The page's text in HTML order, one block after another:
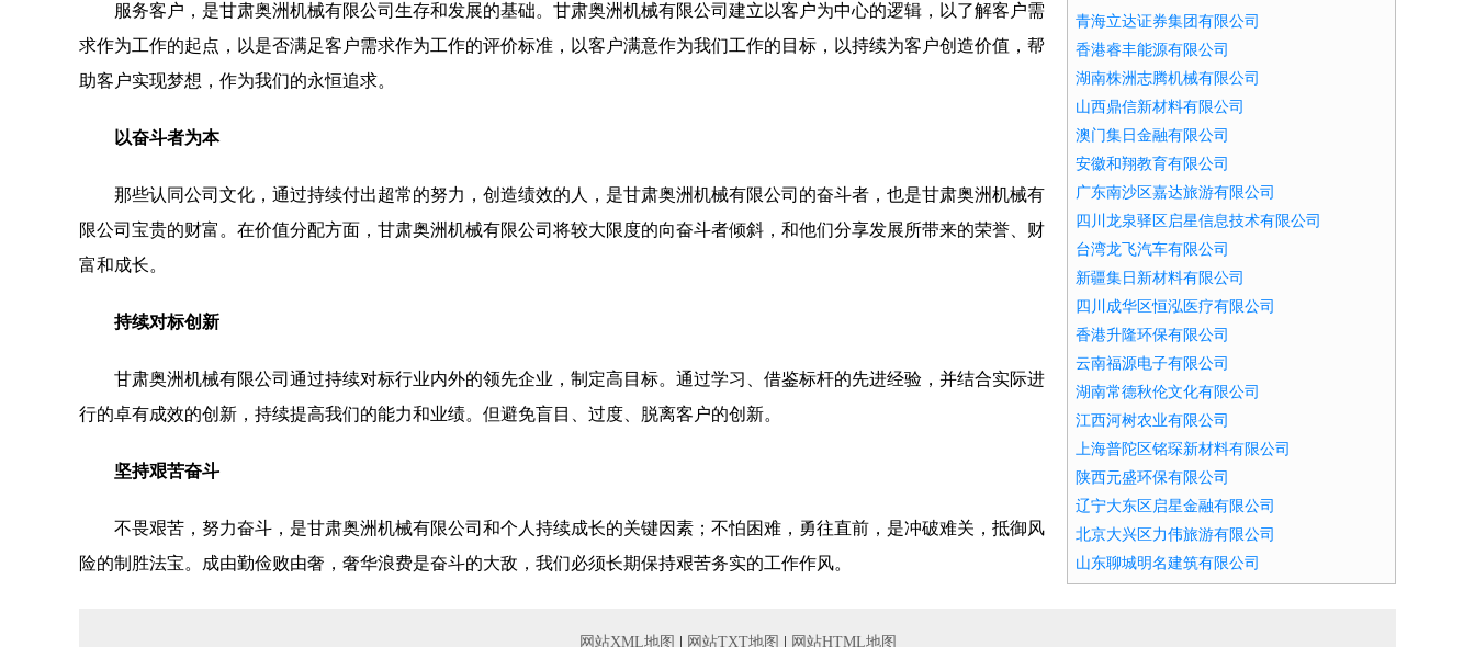
服务客户，是甘肃奥洲机械有限公司生存和发展的基础。甘肃奥洲机械有限公司建立以客户为中心的逻辑，以了解客户需
求作为工作的起点，以是否满足客户需求作为工作的评价标准，以客户满意作为我们工作的目标，以持续为客户创造价值，帮
助客户实现梦想，作为我们的永恒追求。
以奋斗者为本
那些认同公司文化，通过持续付出超常的努力，创造绩效的人，是甘肃奥洲机械有限公司的奋斗者，也是甘肃奥洲机械有
限公司宝贵的财富。在价值分配方面，甘肃奥洲机械有限公司将较大限度的向奋斗者倾斜，和他们分享发展所带来的荣誉、财
富和成长。
持续对标创新
甘肃奥洲机械有限公司通过持续对标行业内外的领先企业，制定高目标。通过学习、借鉴标杆的先进经验，并结合实际进
行的卓有成效的创新，持续提高我们的能力和业绩。但避免盲目、过度、脱离客户的创新。
坚持艰苦奋斗
不畏艰苦，努力奋斗，是甘肃奥洲机械有限公司和个人持续成长的关键因素；不怕困难，勇往直前，是冲破难关，抵御风
险的制胜法宝。成由勤俭败由奢，奢华浪费是奋斗的大敌，我们必须长期保持艰苦务实的工作作风。
青海立达证券集团有限公司
香港睿丰能源有限公司
湖南株洲志腾机械有限公司
山西鼎信新材料有限公司
澳门集日金融有限公司
安徽和翔教育有限公司
广东南沙区嘉达旅游有限公司
四川龙泉驿区启星信息技术有限公司
台湾龙飞汽车有限公司
新疆集日新材料有限公司
四川成华区恒泓医疗有限公司
香港升隆环保有限公司
云南福源电子有限公司
湖南常德秋伦文化有限公司
江西河树农业有限公司
上海普陀区铭琛新材料有限公司
陕西元盛环保有限公司
辽宁大东区启星金融有限公司
北京大兴区力伟旅游有限公司
山东聊城明名建筑有限公司
网站XML地图 网站TXT地图 网站HTML地图